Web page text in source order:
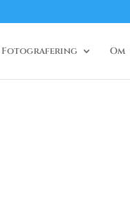
Fotografering Om